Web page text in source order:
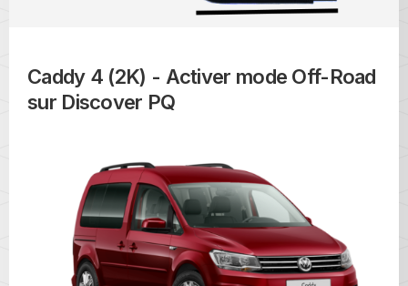
Caddy 4 (2K) - Activer mode Off-Road
sur Discover PQ